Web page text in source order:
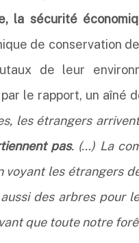
la sécurité
de conservation
de leur
le rapport, un aîné
les étrangers
pas. (…) La
voyant les étrangers
des arbres pour
que toute notre